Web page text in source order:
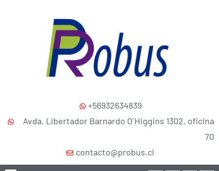
+56932634839
Avda. Libertador Barnardo O`Higgins 1302, oficina
70
contacto@probus.cl